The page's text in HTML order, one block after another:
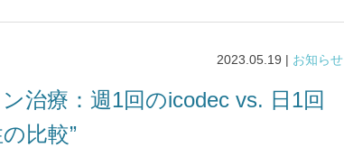
2023.05.19 | お知らせ
治療：週1回のicodec vs. 日1回
比較”